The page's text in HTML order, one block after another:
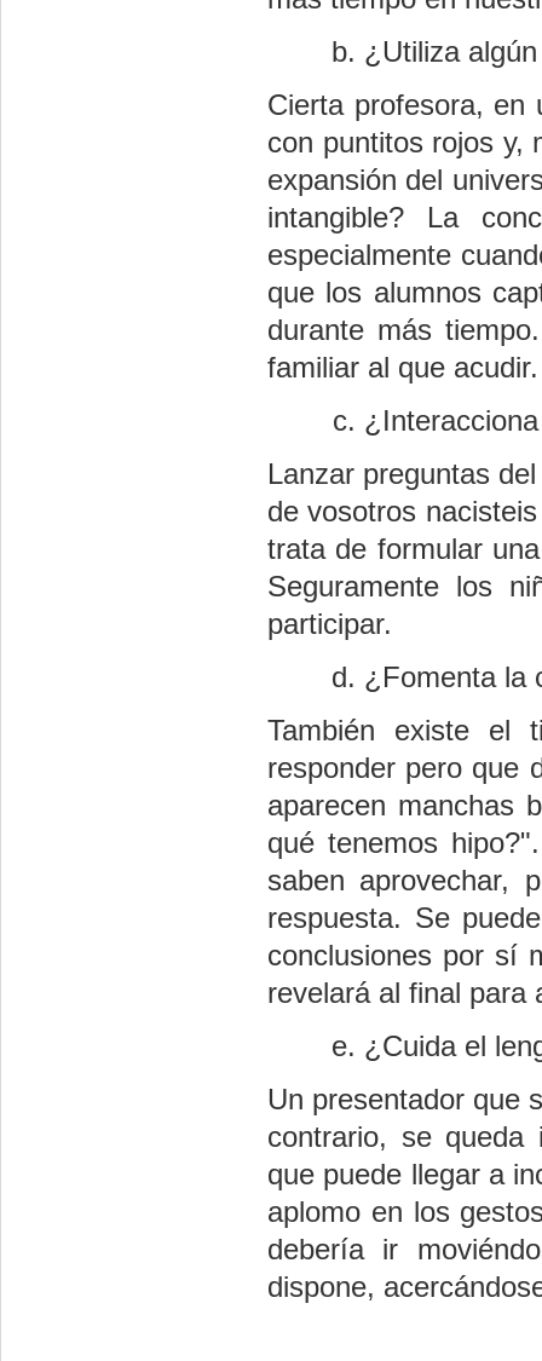
¿Utiliza
Cierta profesora, en
con puntitos rojos y,
expansión del
intangible? La
especialmente
que los alumnos
durante más
familiar al que acudir.
Lanzar preguntas
de vosotros
trata de formular
Seguramente los
participar.
¿Fomenta la
También existe el
responder pero que
aparecen manchas
qué tenemos
saben aprovechar,
respuesta. Se
conclusiones por sí
revelará al final para
¿Cuida el
Un presentador que
contrario, se queda
que puede llegar a
aplomo en los
debería ir
dispone,